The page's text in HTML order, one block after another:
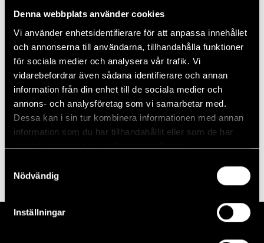
Denna webbplats använder cookies
Vi använder enhetsidentifierare för att anpassa innehållet
och annonserna till användarna, tillhandahålla funktioner
för sociala medier och analysera vår trafik. Vi
vidarebefordrar även sådana identifierare och annan
information från din enhet till de sociala medier och
annons- och analysföretag som vi samarbetar med.
Dessa kan i sin tur kombinera informationen med annan
information som du har tillhandahållit eller som de har
samlat in när du har använt deras tjänster.
Nödvändig
Inställningar
DETALJER
Datum:
5 juni, 2025
Tid:
06:00 - 11:00
Serie:
Rangen Stängd, Torsdags klippning och renplock
Älvsby gymnasium Demodag